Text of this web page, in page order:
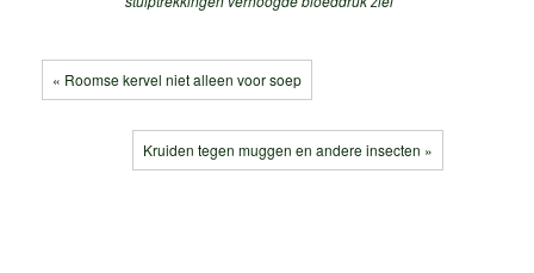
« Roomse kervel niet alleen voor soep
Kruiden tegen muggen en andere insecten »